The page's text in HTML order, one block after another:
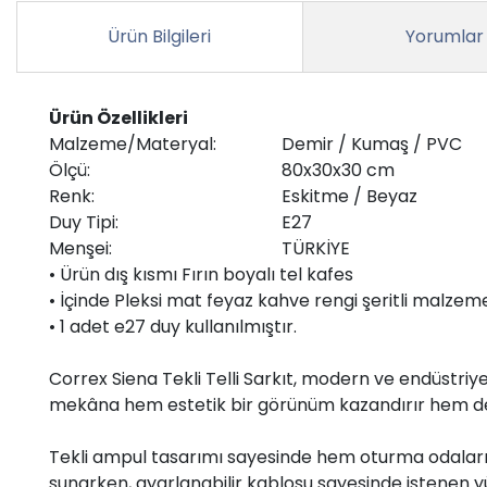
Ürün Bilgileri Yorumlar
Ürün Özellikleri
Malzeme/Materyal:
Demir / Kumaş / PVC
Ölçü:
80x30x30 cm
Renk:
Eskitme / Beyaz
Duy Tipi:
E27
Menşei:
TÜRKİYE
• Ürün dış kısmı Fırın boyalı tel kafes
• İçinde Pleksi mat feyaz kahve rengi şeritli
• 1 adet e27 duy kullanılmıştır.
Correx Siena Tekli Telli Sarkıt, modern ve
mekâna hem estetik bir görünüm kazandırır hem
Tekli ampul tasarımı sayesinde hem oturma